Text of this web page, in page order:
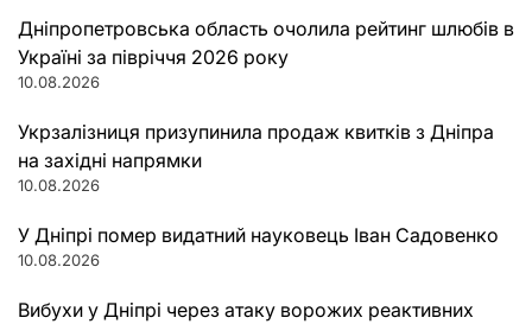
Дніпропетровська область очолила рейтинг шлюбів в
Україні за півріччя 2026 року
10.08.2026
Укрзалізниця призупинила продаж квитків з Дніпра
на західні напрямки
10.08.2026
У Дніпрі помер видатний науковець Іван Садовенко
10.08.2026
Вибухи у Дніпрі через атаку ворожих реактивних